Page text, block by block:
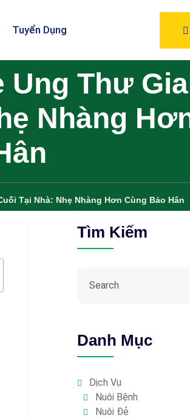
Tuyển Dụng
Ung Thư
Nhàng
Tại Nhà: Nhẹ Nhàng Hơn Cùng Bảo Hân
Tìm Kiếm
Danh Mục
Dịch Vụ
Nuôi Bệnh
Nuôi Đẻ